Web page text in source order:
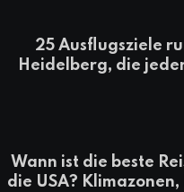
25 Ausflugsziele
Heidelberg, die
Wann ist die beste
die USA? Klimazonen,